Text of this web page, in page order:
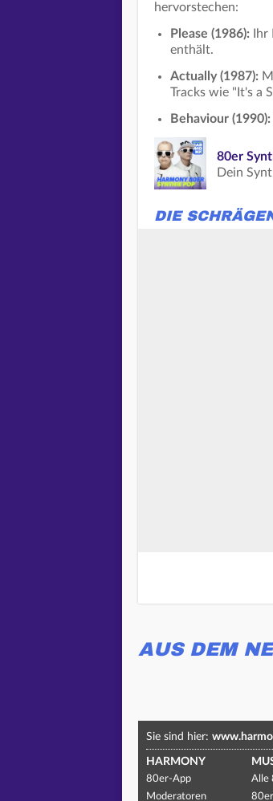
hervorstechen:
Please (1986):
enthält.
Actually (1987):
Tracks wie "It's a
Behaviour (1990):
80er
Dein
DIE
AUS DEM
Sie sind hier:
HARMONY
80er-App
Moderatoren
Alle